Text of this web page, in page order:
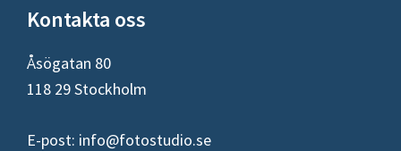
Footer
Kontakta oss
Åsögatan 80
118 29 Stockholm
E-post: info@fotostudio.se